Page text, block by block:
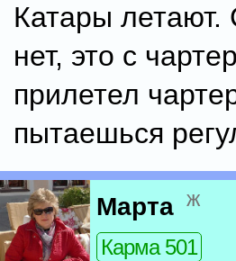
Катары
нет, это с
прилетел
пытаешься
Марта ж
Карма 501